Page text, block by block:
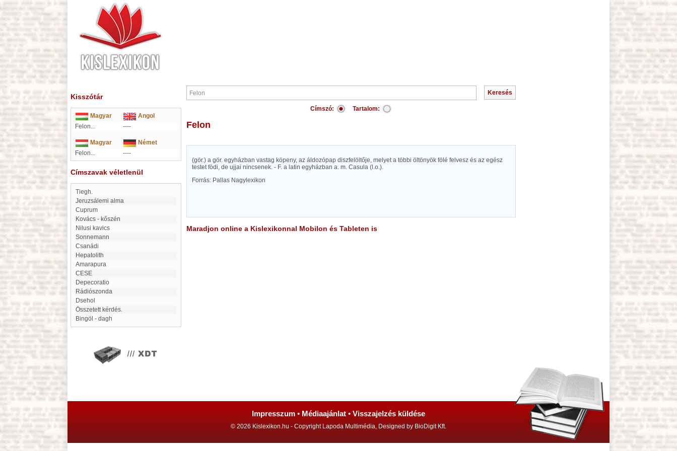
Kisszótár
Magyar
Angol
Felon...
----
Magyar
Német
Felon...
----
Címszavak véletlenül
Tiegh.
Jeruzsálemi alma
Cuprum
Kovács - kőszén
Nilusi kavics
Sonnemann
Csanádi
hepatolith
Amarapura
CESE
Depecoratio
rádiószonda
Dsehol
Összetett kérdés.
Bingöl - dagh
Címszó: Tartalom:
Felon
(gör.) a gör. egyházban vastag köpeny, az áldozópap diszfelöltője, melyet a többi öltönyök fölé felvesz és az egész
testet födi, de ujjai nincsenek. - F. a latin egyházban a. m. Casula (l.o.).
Forrás: Pallas Nagylexikon
Maradjon online a Kislexikonnal Mobilon és Tableten is
Impresszum • Médiaajánlat • Visszajelzés küldése
© 2026 Kislexikon.hu - Copyright Lapoda Multimédia, Designed by BioDigit Kft.